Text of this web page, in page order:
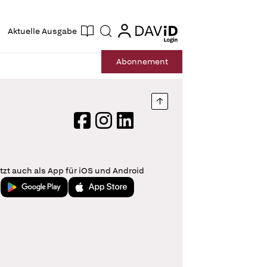
Aktuelle Ausgabe Suche login
login
Abonnement
Nach oben springen
FacebookInstagram
LinkedIn
auch als App für iOS und Android
Jetzt bei Google PlayLaden im App Store